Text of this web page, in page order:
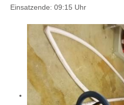
Einsatzende: 09:15 Uhr